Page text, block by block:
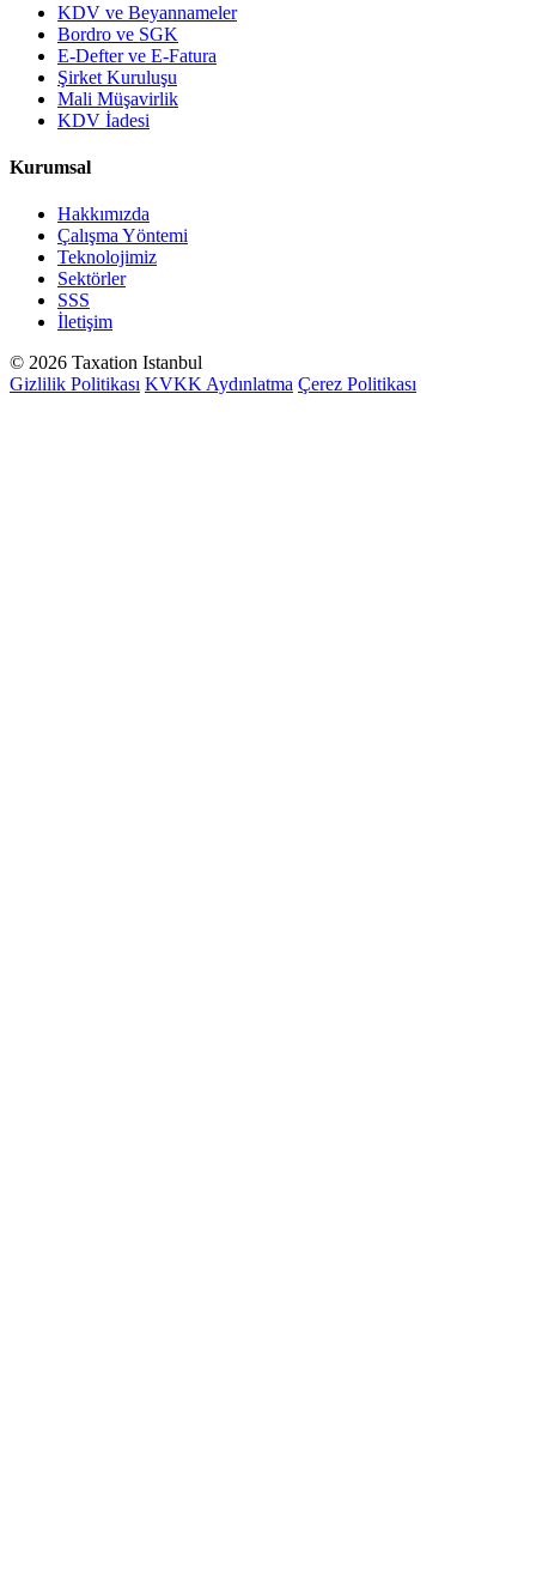
KDV ve Beyannameler
Bordro ve SGK
E-Defter ve E-Fatura
Şirket Kuruluşu
Mali Müşavirlik
KDV İadesi
Kurumsal
Hakkımızda
Çalışma Yöntemi
Teknolojimiz
Sektörler
SSS
İletişim
© 2026 Taxation Istanbul
Gizlilik Politikası KVKK Aydınlatma Çerez Politikası